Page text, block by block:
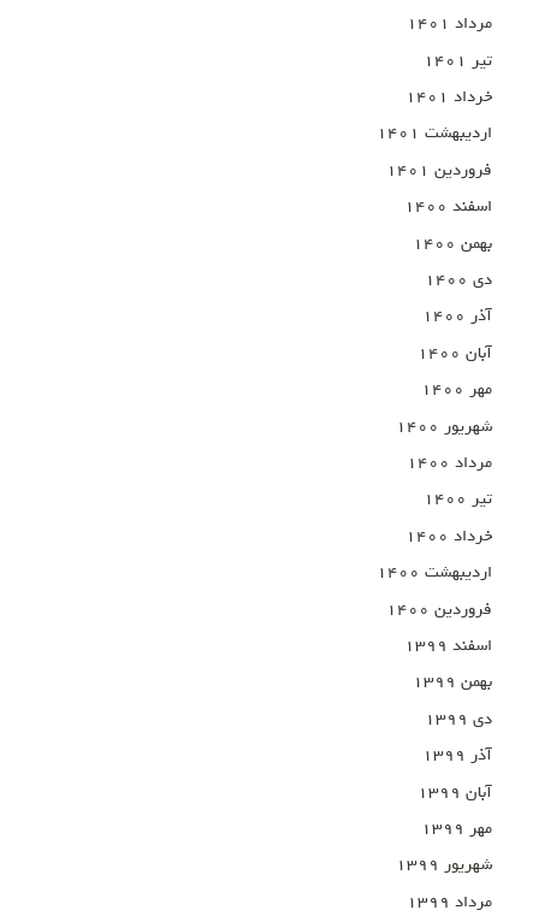
مرداد ۱۴۰۱
تیر ۱۴۰۱
خرداد ۱۴۰۱
اردیبهشت ۱۴۰۱
فروردین ۱۴۰۱
اسفند ۱۴۰۰
بهمن ۱۴۰۰
دی ۱۴۰۰
آذر ۱۴۰۰
آبان ۱۴۰۰
مهر ۱۴۰۰
شهریور ۱۴۰۰
مرداد ۱۴۰۰
تیر ۱۴۰۰
خرداد ۱۴۰۰
اردیبهشت ۱۴۰۰
فروردین ۱۴۰۰
اسفند ۱۳۹۹
بهمن ۱۳۹۹
دی ۱۳۹۹
آذر ۱۳۹۹
آبان ۱۳۹۹
مهر ۱۳۹۹
شهریور ۱۳۹۹
مرداد ۱۳۹۹